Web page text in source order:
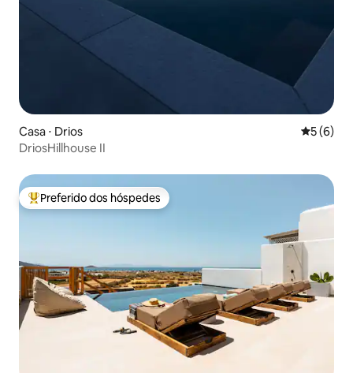
Casa ⋅ Drios 5 de
5 (6)
DriosHillhouse II
Entre os melhores preferidos dos hóspedes
Preferido dos hóspedes